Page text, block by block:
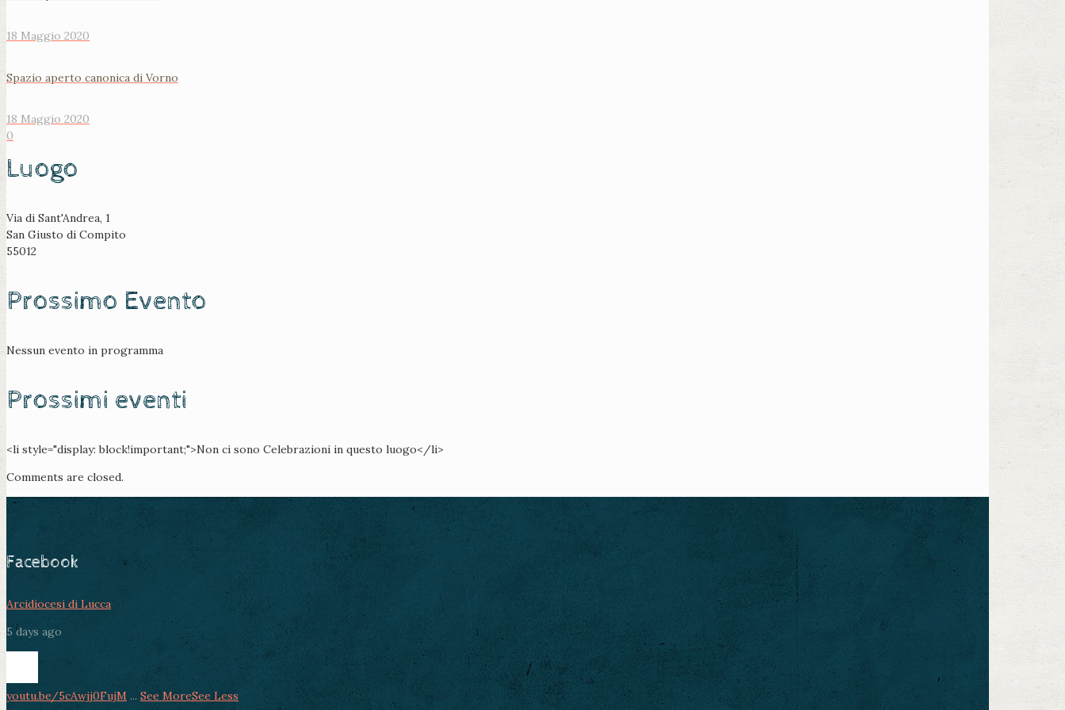
18 Maggio 2020
Spazio aperto canonica di Vorno
18 Maggio 2020
0
Luogo
Via di Sant'Andrea, 1
San Giusto di Compito
55012
Prossimo Evento
Nessun evento in programma
Prossimi eventi
<li style="display: block!important;">Non ci sono Celebrazioni in questo luogo</li>
Comments are closed.
Facebook
Arcidiocesi di Lucca
5 days ago
youtu.be/5cAwjj0FujM ... See MoreSee Less